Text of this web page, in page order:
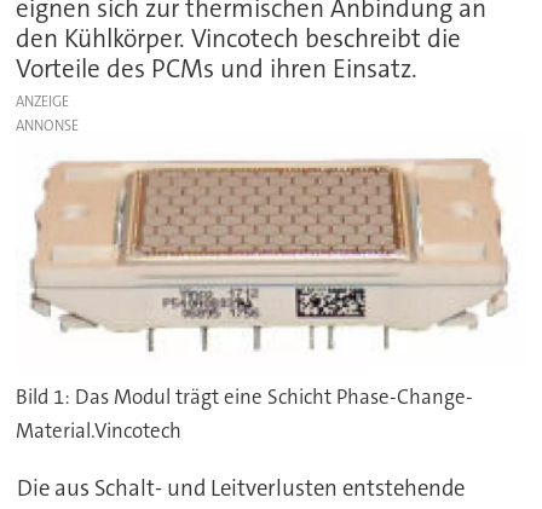
eignen sich zur thermischen Anbindung an
den Kühlkörper. Vincotech beschreibt die
Vorteile des PCMs und ihren Einsatz.
ANZEIGE
Bild 1: Das Modul trägt eine Schicht Phase-Change-
Material.Vincotech
Die aus Schalt- und Leitverlusten entstehende